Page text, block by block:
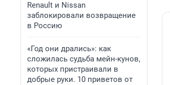
Renault и Nissan
заблокировали возвращение
в Россию
«Год они дрались»: как
сложилась судьба мейн-кунов,
которых пристраивали в
добрые руки. 10 приветов от